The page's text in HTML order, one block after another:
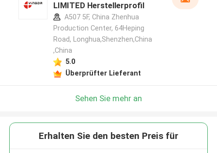
LIMITED Herstellerprofil
A507 5F, China Zhenhua
Production Center, 64Heping
Road, Longhua,Shenzhen,China
,China
5.0
Überprüfter Lieferant
Sehen Sie mehr an
Erhalten Sie den besten Preis für